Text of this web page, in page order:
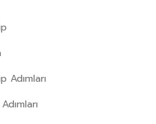
Adımları